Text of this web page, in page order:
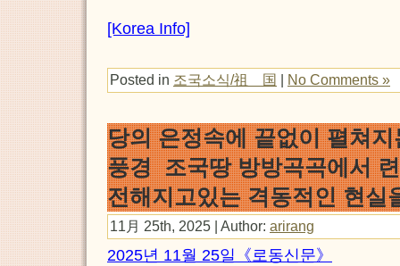
[Korea Info]
Posted in 조국소식/祖 国 | No Comments »
당의 은정속에 끝없이 펼쳐
풍경 조국땅 방방곡곡에서
전해지고있는 격동적인 현실
11月 25th, 2025 | Author: arirang
2025년 11월 25일《로동신문》